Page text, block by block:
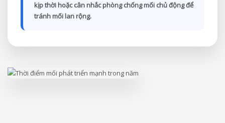
kịp thờihoặc cân nhắcphòng chống mối chủ độngđể
tránh mối lan rộng.